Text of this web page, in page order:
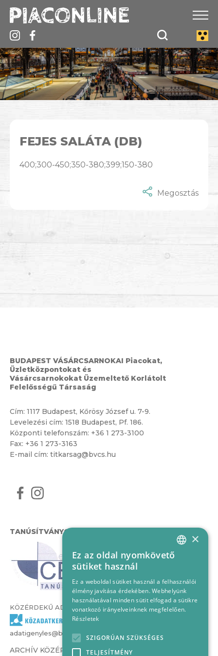
FEJES SALÁTA (DB)
400;300-450;350-380;399;150-380
Megosztás
BUDAPEST VÁSÁRCSARNOKAI Piacokat,
Üzletközpontokat és
Vásárcsarnokokat Üzemeltető Korlátolt
Felelősségű Társaság
Cím: 1117 Budapest, Kőrösy József u. 7-9.
Levelezési cím: 1518 Budapest, Pf. 186.
Központi telefonszám: +36 1 273-3100
Fax: +36 1 273-3163
E-mail cím: titkarsag@bvcs.hu
TANÚSÍTVÁNYOK
KÖZÉRDEKŰ ADATOK
adatigenyles@bvcs.hu
ARCHÍV KÖZÉRDEKŰ ADATOK –
HUNGARIAN
×
Ez az oldal nyomkövető
sütiket használ
Ez a weboldal sütiket használ a felhasználói
élmény javítása érdekében. Webhelyünk
használatával minden sütit elfogad a sütikre
vonatkozó irányelveinknek megfelelően.
Részletek
SZIGORÚAN SZÜKSÉGES
TELJESÍTMÉNY